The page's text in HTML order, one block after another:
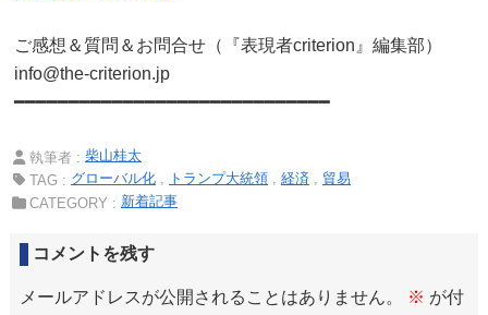
ご感想＆質問＆お問合せ（『表現者criterion』編集部）
info@the-criterion.jp
━━━━━━━━━━━━━━━━━━━━━━━━━━━━━
執筆者 : 柴山桂太
TAG : グローバル化 トランプ大統領 経済
貿易
CATEGORY : 新着記事
コメントを残す
メールアドレスが公開されることはありません。 ※ が付